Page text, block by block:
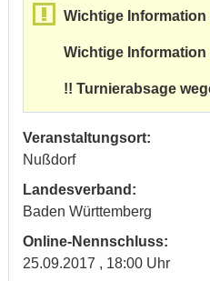
Wichtige Information
Wichtige Information
!! Turnierabsage
Veranstaltungsort:
Nußdorf
Landesverband:
Baden Württemberg
Online-Nennschluss:
25.09.2017 , 18:00 Uhr